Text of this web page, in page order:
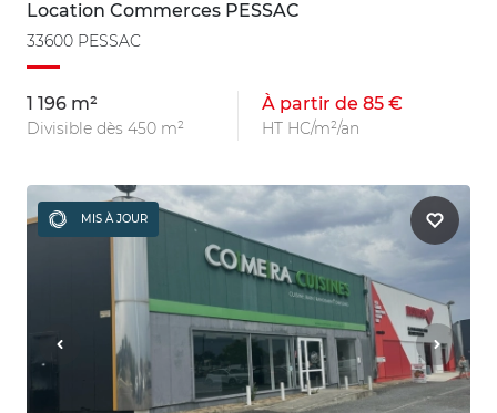
Location Commerces PESSAC
33600 PESSAC
1 196 m²
Divisible dès 450 m²
À partir de 85 €
HT HC/m²/an
MIS À JOUR